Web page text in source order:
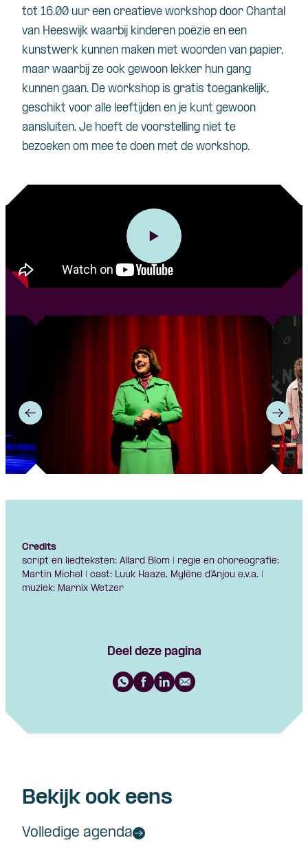
tot 16.00 uur een creatieve workshop door Chantal
van Heeswijk waarbij kinderen poëzie en een
kunstwerk kunnen maken met woorden van papier,
maar waarbij ze ook gewoon lekker hun gang
kunnen gaan. De workshop is gratis toegankelijk,
geschikt voor alle leeftijden en je kunt gewoon
aansluiten. Je hoeft de voorstelling niet te
bezoeken om mee te doen met de workshop.
Credits
script en liedteksten: Allard Blom | regie en choreografie:
Martin Michel | cast: Luuk Haaze, Mylène d’Anjou e.v.a. |
muziek: Marnix Wetzer
Deel deze pagina
Bekijk ook eens
Volledige agenda